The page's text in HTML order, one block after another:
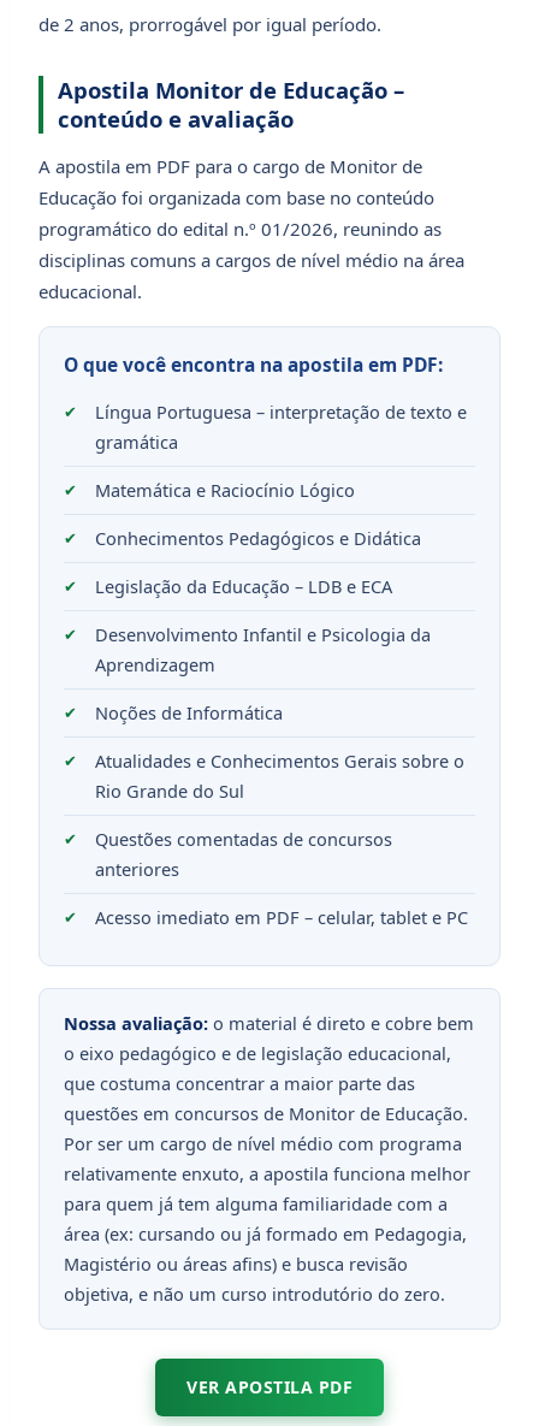
de 2 anos, prorrogável por igual período.
Apostila Monitor de Educação –
conteúdo e avaliação
A apostila em PDF para o cargo de Monitor de
Educação foi organizada com base no conteúdo
programático do edital n.º 01/2026, reunindo as
disciplinas comuns a cargos de nível médio na área
educacional.
O que você encontra na apostila em PDF:
Língua Portuguesa – interpretação de texto e
gramática
Matemática e Raciocínio Lógico
Conhecimentos Pedagógicos e Didática
Legislação da Educação – LDB e ECA
Desenvolvimento Infantil e Psicologia da
Aprendizagem
Noções de Informática
Atualidades e Conhecimentos Gerais sobre o
Rio Grande do Sul
Questões comentadas de concursos
anteriores
Acesso imediato em PDF – celular, tablet e PC
Nossa avaliação: o material é direto e cobre bem
o eixo pedagógico e de legislação educacional,
que costuma concentrar a maior parte das
questões em concursos de Monitor de Educação.
Por ser um cargo de nível médio com programa
relativamente enxuto, a apostila funciona melhor
para quem já tem alguma familiaridade com a
área (ex: cursando ou já formado em Pedagogia,
Magistério ou áreas afins) e busca revisão
objetiva, e não um curso introdutório do zero.
VER APOSTILA PDF